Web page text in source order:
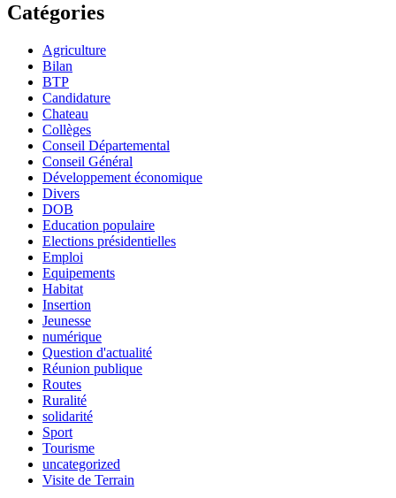
Catégories
Agriculture
Bilan
BTP
Candidature
Chateau
Collèges
Conseil Départemental
Conseil Général
Développement économique
Divers
DOB
Education populaire
Elections présidentielles
Emploi
Equipements
Habitat
Insertion
Jeunesse
numérique
Question d'actualité
Réunion publique
Routes
Ruralité
solidarité
Sport
Tourisme
uncategorized
Visite de Terrain